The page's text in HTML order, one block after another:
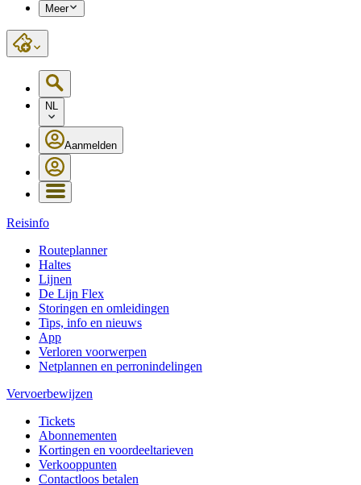
Meer
NL
Aanmelden
Reisinfo
Routeplanner
Haltes
Lijnen
De Lijn Flex
Storingen en omleidingen
Tips, info en nieuws
App
Verloren voorwerpen
Netplannen en perronindelingen
Vervoerbewijzen
Tickets
Abonnementen
Kortingen en voordeeltarieven
Verkooppunten
Contactloos betalen